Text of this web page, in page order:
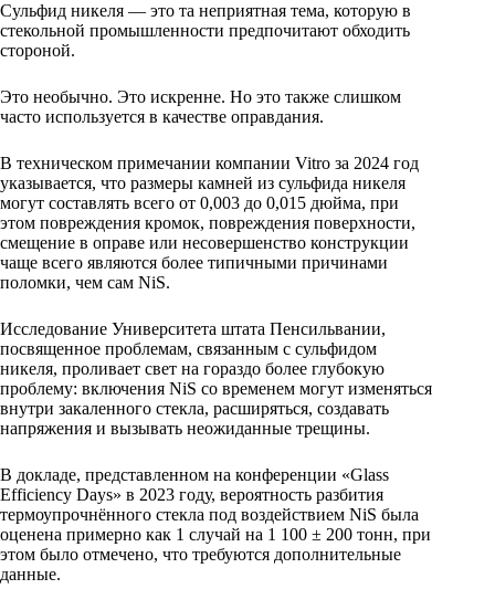
Сульфид никеля — это та неприятная тема, которую в
стекольной промышленности предпочитают обходить
стороной.
Это необычно. Это искренне. Но это также слишком
часто используется в качестве оправдания.
В техническом примечании компании Vitro за 2024 год
указывается, что размеры камней из сульфида никеля
могут составлять всего от 0,003 до 0,015 дюйма, при
этом повреждения кромок, повреждения поверхности,
смещение в оправе или несовершенство конструкции
чаще всего являются более типичными причинами
поломки, чем сам NiS.
Исследование Университета штата Пенсильвании,
посвященное проблемам, связанным с сульфидом
никеля, проливает свет на гораздо более глубокую
проблему: включения NiS со временем могут изменяться
внутри закаленного стекла, расширяться, создавать
напряжения и вызывать неожиданные трещины.
В докладе, представленном на конференции «Glass
Efficiency Days» в 2023 году, вероятность разбития
термоупрочнённого стекла под воздействием NiS была
оценена примерно как 1 случай на 1 100 ± 200 тонн, при
этом было отмечено, что требуются дополнительные
данные.